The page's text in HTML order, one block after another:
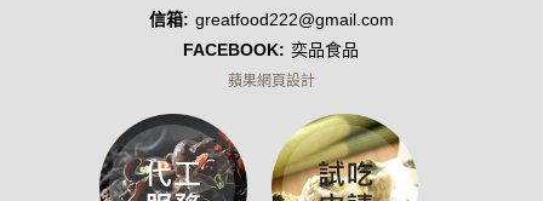
信箱: greatfood222@gmail.com
FACEBOOK: 奕品食品
蘋果網頁設計